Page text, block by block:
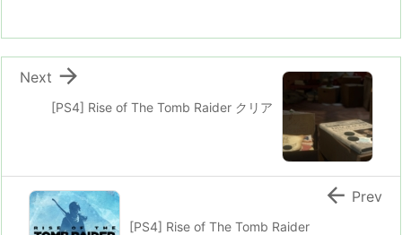
[PS4] Rise of The Tomb Raider クリア

Next
[PS4] Rise of The Tomb Raider
 Prev